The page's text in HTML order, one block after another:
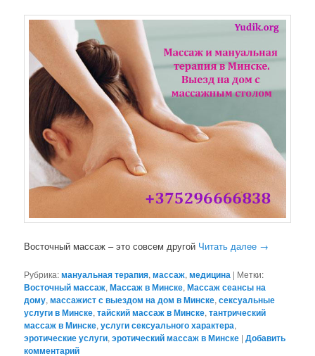
Восточный массаж – это совсем другой Читать далее →
Рубрика:мануальная терапия,массаж,медицина | Метки:
Восточный массаж,Массаж в Минске,Массаж сеансы на
дому,массажист с выездом на дом в Минске,сексуальные
услуги в Минске,тайский массаж в Минске,тантрический
массаж в Минске,услуги сексуального характера,
эротические услуги,эротический массаж в Минске |Добавить
комментарий